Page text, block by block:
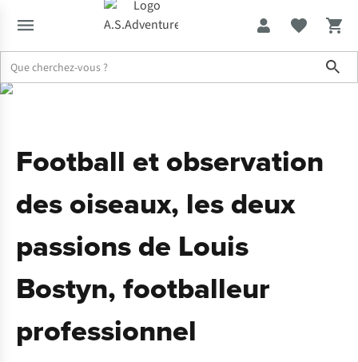
Football et observation
des oiseaux, les deux
passions de Louis
Bostyn, footballeur
professionnel